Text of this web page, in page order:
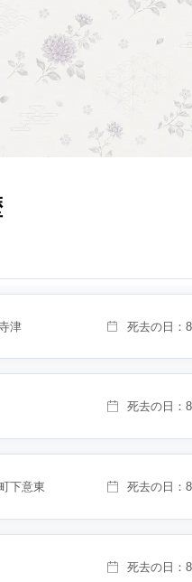
津 死去の日：
死去の日：
下意東 死去の日：
死去の日：